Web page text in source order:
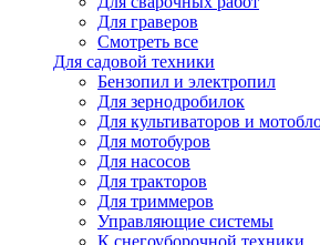
Для граверов
Смотреть все
Для садовой техники
Бензопил и электропил
Для зернодробилок
Для культиваторов и
Для мотобуров
Для насосов
Для тракторов
Для триммеров
Управляющие системы
К снегоуборочной техники